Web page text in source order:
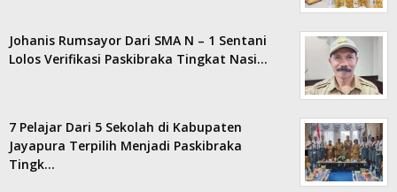
Johanis Rumsayor Dari SMA N – 1 Sentani
Lolos Verifikasi Paskibraka Tingkat Nasi…
7 Pelajar Dari 5 Sekolah di Kabupaten
Jayapura Terpilih Menjadi Paskibraka
Tingk…